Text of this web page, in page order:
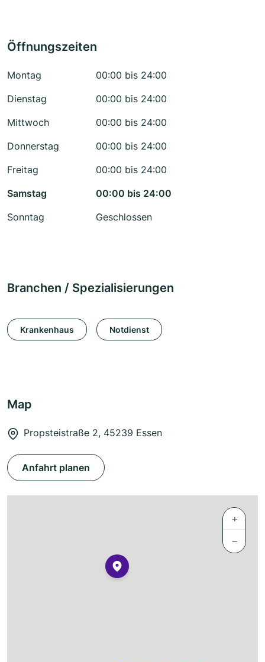
Öffnungszeiten
Montag
00:00 bis 24:00
Dienstag
00:00 bis 24:00
Mittwoch
00:00 bis 24:00
Donnerstag
00:00 bis 24:00
Freitag
00:00 bis 24:00
Samstag
00:00 bis 24:00
Sonntag
Geschlossen
Branchen / Spezialisierungen
Krankenhaus Notdienst
Map
Propsteistraße 2, 45239 Essen
Anfahrt planen
+
−